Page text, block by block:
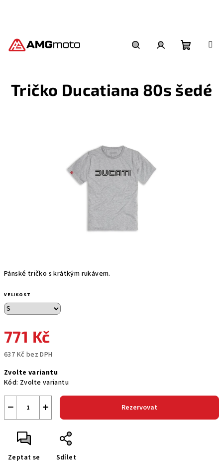
košík
Pánské tričko s krátkým rukávem.
VELIKOST
771 Kč
637 Kč bez DPH
cena:
Zvolte variantu
Kód: Zvolte variantu
+
− Rezervovat
Zeptat se Sdílet
Tričko Ducatiana 80s šedé